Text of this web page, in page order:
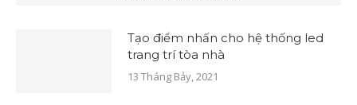
Tạo điểm nhấn cho hệ thống led
trang trí tòa nhà
13 Tháng Bảy, 2021